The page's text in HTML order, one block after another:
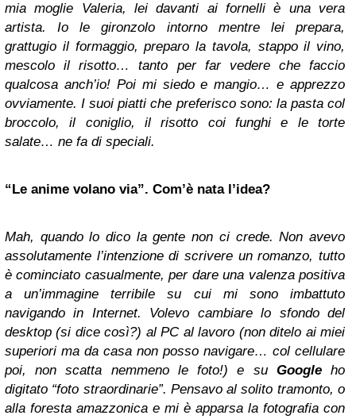
mia moglie Valeria, lei davanti ai fornelli è una vera
artista. Io le gironzolo intorno mentre lei prepara,
grattugio il formaggio, preparo la tavola, stappo il vino,
mescolo il risotto… tanto per far vedere che faccio
qualcosa anch’io! Poi mi siedo e mangio… e apprezzo
ovviamente. I suoi piatti che preferisco sono: la pasta col
broccolo, il coniglio, il risotto coi funghi e le torte
salate… ne fa di speciali.
“Le anime volano via”. Com’è nata l’idea?
Mah, quando lo dico la gente non ci crede. Non avevo
assolutamente l’intenzione di scrivere un romanzo, tutto
è cominciato casualmente, per dare una valenza positiva
a un’immagine terribile su cui mi sono imbattuto
navigando in Internet. Volevo cambiare lo sfondo del
desktop (si dice così?) al PC al lavoro (non ditelo ai miei
superiori ma da casa non posso navigare… col cellulare
poi, non scatta nemmeno le foto!) e su Googleho
digitato “foto straordinarie”. Pensavo al solito tramonto, o
alla foresta amazzonica e mi è apparsa la fotografia con